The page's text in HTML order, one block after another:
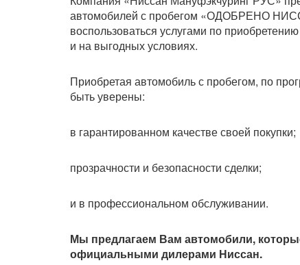
автомобилей с пробегом «ОДОБРЕНО
воспользоваться услугами по
и на выгодных условиях.
Приобретая автомобиль с пробегом, по
быть уверены:
в гарантированном качестве своей покупки;
прозрачности и безопасности сделки;
и в профессиональном обслуживании.
Мы предлагаем Вам автомобили,
официальными дилерами Ниссан.